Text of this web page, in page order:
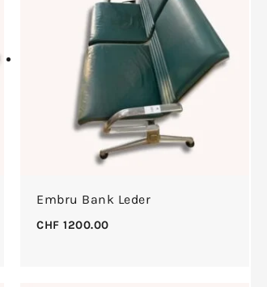
Embru Bank Leder
CHF 1200.00